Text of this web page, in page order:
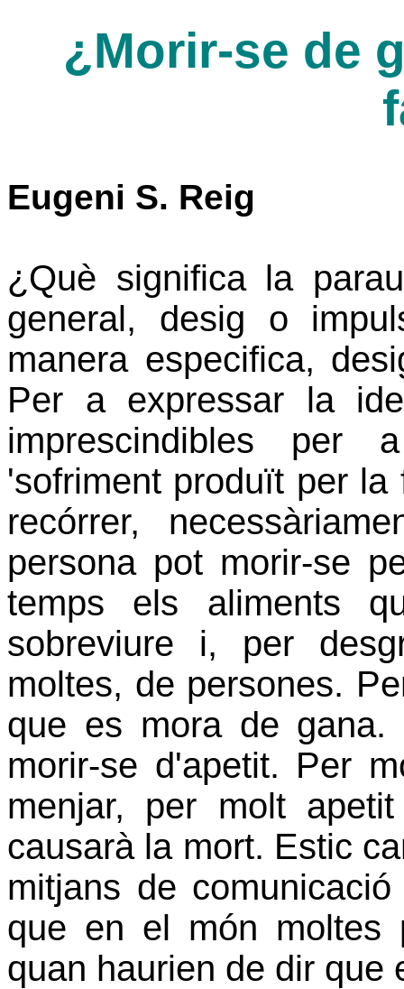
¿Morir-se de
Eugeni S. Reig
¿Què significa la
general, desig o
manera especifica,
Per a expressar la
imprescindibles per
'sofriment produït per
recórrer,
persona pot morir-se
temps els aliments
sobreviure i, per
moltes, de persones.
que es mora de gana.
morir-se d'apetit. Per
menjar, per molt
causarà la mort. Estic
mitjans de
que en el món moltes
quan haurien de dir que